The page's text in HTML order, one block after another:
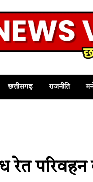
छत्तीसगढ़ राजनीति
रेत परिवहन